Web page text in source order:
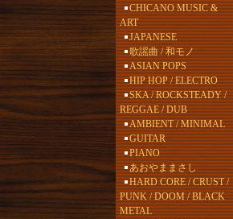
CHICANO MUSIC &
ART
JAPANESE
歌謡曲 / 和モノ
ASIAN POPS
HIP HOP / ELECTRO
SKA / ROCKSTEADY /
REGGAE / DUB
AMBIENT / MINIMAL
GUITAR
PIANO
あおやままさし
HARD CORE / CRUST /
PUNK / DOOM / BLACK
METAL